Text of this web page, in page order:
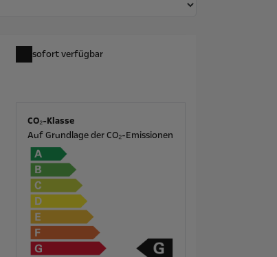
sofort verfügbar
CO₂-Klasse
Auf Grundlage der CO₂-Emissionen